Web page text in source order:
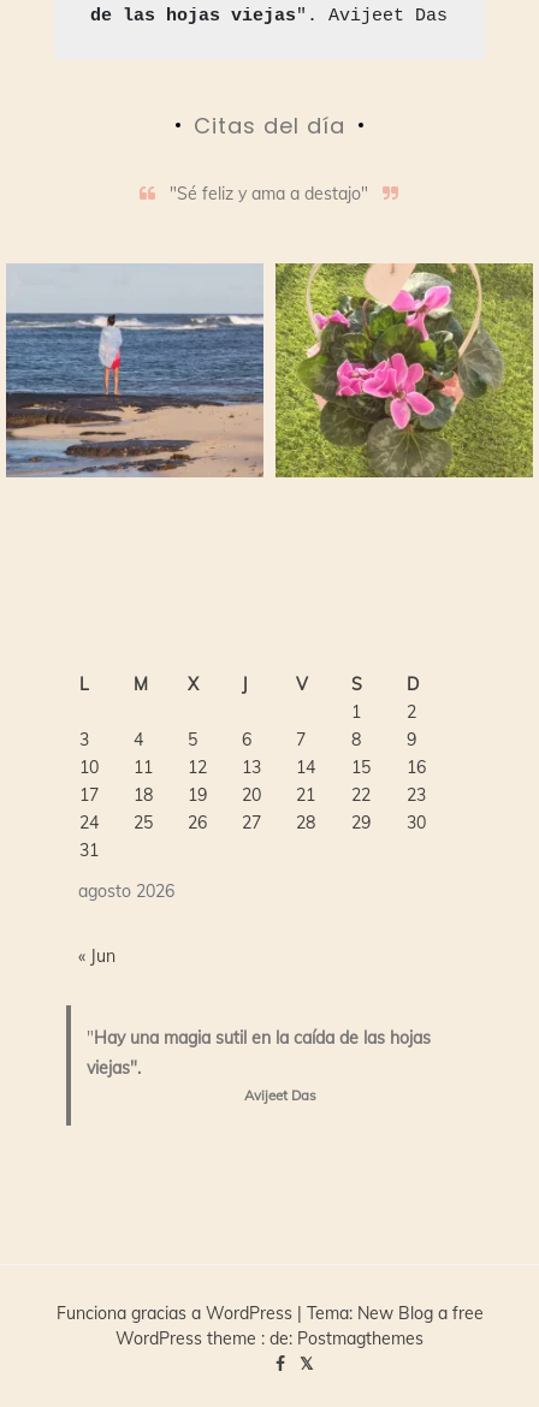
de las hojas viejas". Avijeet Das
Citas del día
"Sé feliz y ama a destajo"
agosto 2026
L M X J V S
D
1
2
3
4 5 6 7 8
9
10
11 12 13 14 15
16
17
18 19 20 21 22
23
24
25 26 27 28 29
30
31
« Jun
"Hay una magia sutil en la caída de las hojas
viejas".
Avijeet Das
Funciona gracias a WordPress Tema: New Blog a free
WordPress theme : de: Postmagthemes